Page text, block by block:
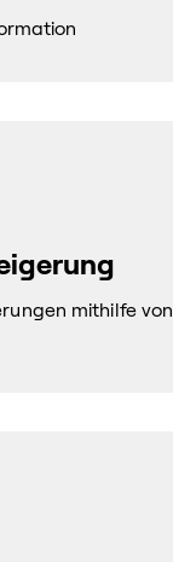
mithilfe von